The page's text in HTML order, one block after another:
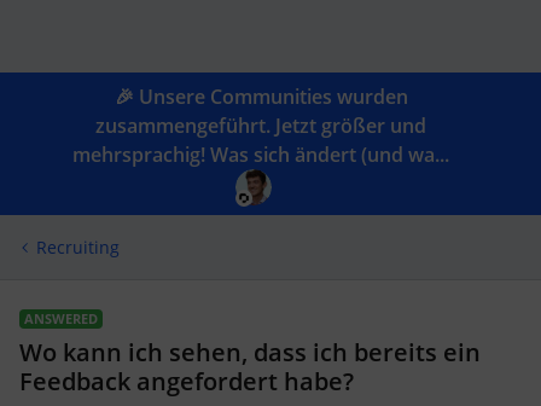
🎉 Unsere Communities wurden
zusammengeführt. Jetzt größer und
mehrsprachig! Was sich ändert (und wa...
Recruiting
ANSWERED
Wo kann ich sehen, dass ich bereits ein
Feedback angefordert habe?